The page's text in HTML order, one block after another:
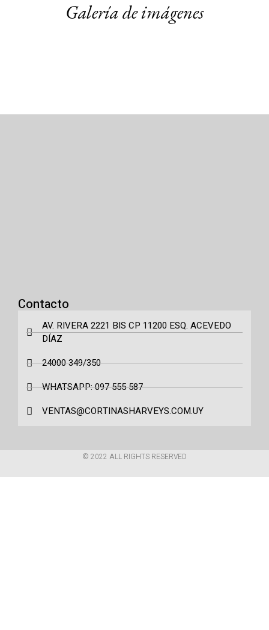
Galería de imágenes
Contacto
AV. RIVERA 2221 BIS CP 11200 ESQ. ACEVEDO
DÍAZ
24000 349/350
WHATSAPP: 097 555 587
VENTAS@CORTINASHARVEYS.COM.UY
© 2022 ALL RIGHTS RESERVED​